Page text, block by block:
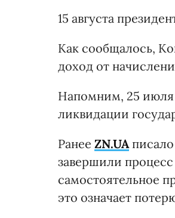
15 августа
Как сообщалось,
доход от
Напомним, 25 июля
ликвидации
Ранее ZN.UAписало
завершили
самостоятельное
это означает